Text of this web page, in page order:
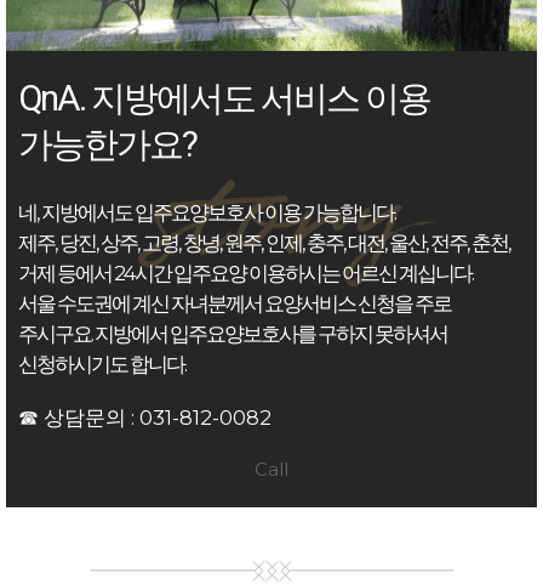
QnA. 지방에서도 서비스 이용
가능한가요?
네, 지방에서도 입주요양보호사 이용 가능합니다.
제주, 당진, 상주, 고령, 창녕, 원주, 인제, 충주, 대전, 울산, 전주, 춘천,
거제 등에서 24시간 입주요양 이용하시는 어르신 계십니다.
서울 수도권에 계신 자녀분께서 요양서비스 신청을 주로
주시구요. 지방에서 입주요양보호사를 구하지 못하셔서
신청하시기도 합니다.
☎ 상담문의 :031-812-0082
Call